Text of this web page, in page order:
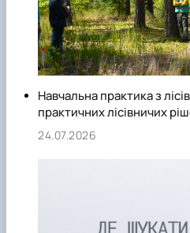
СЕРГА Петро
17.04.2024 р.),
СОЛОВЙОВ
(08.06.1983 -
року.
СОРОКА
03.07.2023 р.),
(02.05.1981 -
ШЕВЧЕНКО
Навчальна практика з
практичних лісівничих
24.07.2026